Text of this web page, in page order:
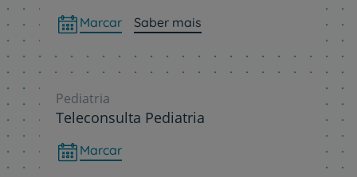
Marcar Saber mais
Pediatria
Teleconsulta Pediatria
Marcar